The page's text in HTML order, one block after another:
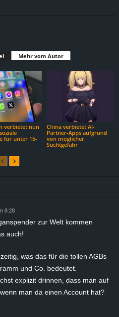
Mehr vom Autor
verbietet nun
für unter 15-
China verbietet AI-
Partner-Apps aufgrund
von möglicher
Suchtgefahr
8:28
zur Welt kommen
auch!
was das für die tollen AGBs
und Co. bedeutet.
explizit drinnen, dass man auf
man da einen Account hat?